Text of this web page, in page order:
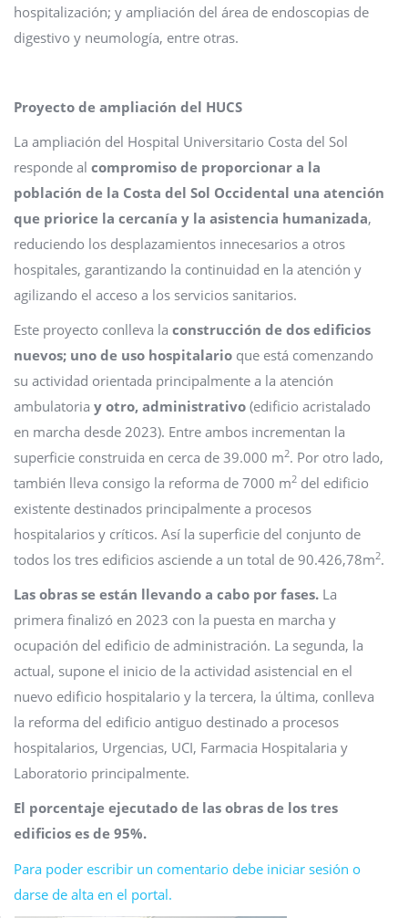
hospitalización; y ampliación del área de endoscopias de
digestivo y neumología, entre otras.
Proyecto de ampliación del HUCS
La ampliación del Hospital Universitario Costa del Sol
responde al compromiso de proporcionar a la
población de la Costa del Sol Occidental una atención
que priorice la cercanía y la asistencia humanizada,
reduciendo los desplazamientos innecesarios a otros
hospitales, garantizando la continuidad en la atención y
agilizando el acceso a los servicios sanitarios.
Este proyecto conlleva la construcción de dos edificios
nuevos; uno de uso hospitalario que está comenzando
su actividad orientada principalmente a la atención
ambulatoria y otro, administrativo (edificio acristalado
en marcha desde 2023). Entre ambos incrementan la
superficie construida en cerca de 39.000 m2. Por otro lado,
también lleva consigo la reforma de 7000 m2 del edificio
existente destinados principalmente a procesos
hospitalarios y críticos. Así la superficie del conjunto de
todos los tres edificios asciende a un total de 90.426,78m2.
Las obras se están llevando a cabo por fases. La
primera finalizó en 2023 con la puesta en marcha y
ocupación del edificio de administración. La segunda, la
actual, supone el inicio de la actividad asistencial en el
nuevo edificio hospitalario y la tercera, la última, conlleva
la reforma del edificio antiguo destinado a procesos
hospitalarios, Urgencias, UCI, Farmacia Hospitalaria y
Laboratorio principalmente.
El porcentaje ejecutado de las obras de los tres
edificios es de 95%.
Para poder escribir un comentario debe iniciar sesión o
darse de alta en el portal.